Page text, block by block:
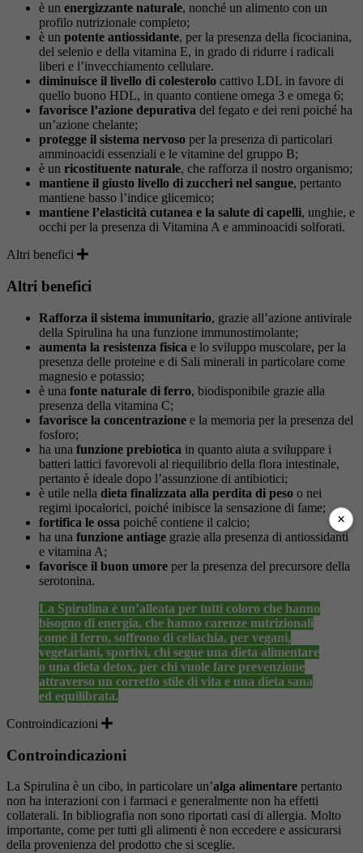
è un energizzante naturale, nonché un alimento con un
profilo nutrizionale completo;
è un potente antiossidante, per la presenza della ficocianina,
del selenio e della vitamina E, in grado di ridurre i radicali
liberi e l’invecchiamento cellulare.
diminuisce il livello di colesterolo cattivo LDL in favore di
quello buono HDL, in quanto contiene omega 3 e omega 6;
favorisce l’azione depurativa del fegato e dei reni poiché ha
un’azione chelante;
protegge il sistema nervoso per la presenza di particolari
amminoacidi essenziali e le vitamine del gruppo B;
è un ricostituente naturale, che rafforza il nostro organismo;
mantiene il giusto livello di zuccheri nel sangue, pertanto
mantiene basso l’indice glicemico;
mantiene l’elasticità cutanea e la salute di capelli, unghie, e
occhi per la presenza di Vitamina A e amminoacidi solforati.
Altri benefici
Altri benefici
Rafforza il sistema immunitario, grazie all’azione antivirale
della Spirulina ha una funzione immunostimolante;
aumenta la resistenza fisica e lo sviluppo muscolare, per la
presenza delle proteine e di Sali minerali in particolare come
magnesio e potassio;
è una fonte naturale di ferro, biodisponibile grazie alla
presenza della vitamina C;
favorisce la concentrazione e la memoria per la presenza del
fosforo;
ha una funzione prebiotica in quanto aiuta a sviluppare i
batteri lattici favorevoli al riequilibrio della flora intestinale,
pertanto è ideale dopo l’assunzione di antibiotici;
è utile nella dieta finalizzata alla perdita di peso o nei
regimi ipocalorici, poiché inibisce la sensazione di fame;
fortifica le ossa poiché contiene il calcio;
ha una funzione antiage grazie alla presenza di antiossidanti
e vitamina A;
favorisce il buon umore per la presenza del precursore della
serotonina.
La Spirulina è un’alleata per tutti coloro che hanno
bisogno di energia, che hanno carenze nutrizionali
come il ferro, soffrono di celiachia, per vegani,
vegetariani, sportivi, chi segue una dieta alimentare
o una dieta detox, per chi vuole fare prevenzione
attraverso un corretto stile di vita e una dieta sana
ed equilibrata.
Controindicazioni
Controindicazioni
La Spirulina è un cibo, in particolare un’alga alimentare pertanto
non ha interazioni con i farmaci e generalmente non ha effetti
collaterali. In bibliografia non sono riportati casi di allergia. Molto
importante, come per tutti gli alimenti è non eccedere e assicurarsi
della provenienza del prodotto che si sceglie.
×